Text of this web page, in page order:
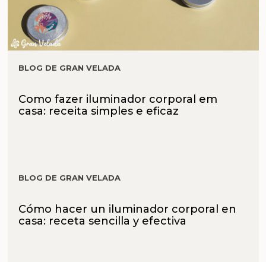
BLOG DE GRAN VELADA
Como fazer iluminador corporal em
casa: receita simples e eficaz
BLOG DE GRAN VELADA
Cómo hacer un iluminador corporal en
casa: receta sencilla y efectiva